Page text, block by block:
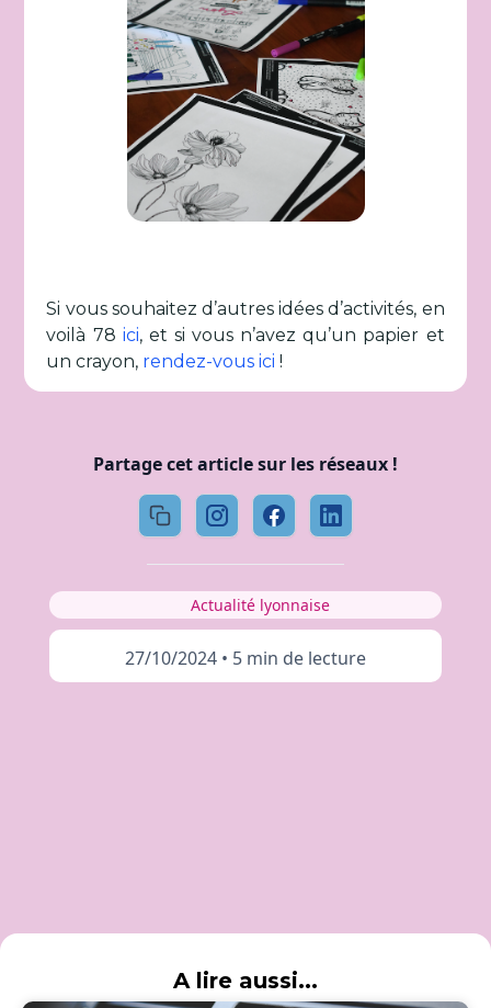
Si vous souhaitez d’autres idées d’activités, en
voilà 78 ici, et si vous n’avez qu’un papier et
un crayon, rendez-vous ici !
Partage cet article sur les réseaux !
Actualité lyonnaise
27/10/2024 • 5 min de lecture
A lire aussi...